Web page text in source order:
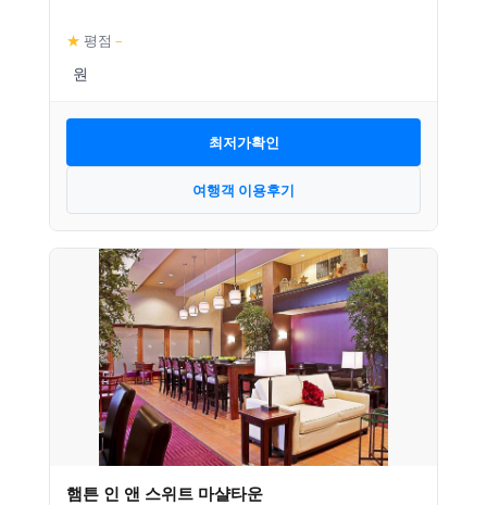
★ 평점 –
최저가확인
여행객 이용후기
햄튼 인 앤 스위트 마샬타운